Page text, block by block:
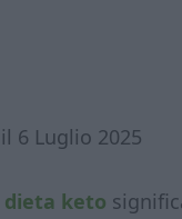
6 Luglio 2025
dieta keto